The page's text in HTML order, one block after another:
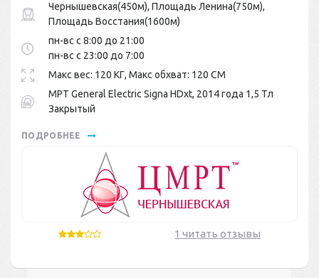
Чернышевская(450м), Площадь Ленина(750м),
Площадь Восстания(1600м)
пн-вс с 8:00 до 21:00
пн-вс с 23:00 до 7:00
Макс вес: 120 КГ, Макс обхват: 120 СМ
МРТ General Electric Signa HDxt, 2014 года 1,5 Тл
Закрытый
ПОДРОБНЕЕ
1 читать отзывы